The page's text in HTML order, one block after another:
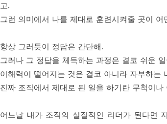
고.
그런 의미에서 나를 제대로 훈련시켜줄 곳이 어
항상 그러듯이 정답은 간단해.
그러나 그 정답을 체득하는 과정은 결코 쉬운
이해력이 떨어지는 것은 결코 아니라 자부하는
진짜 조직에서 제대로 된 일을 하기란 무척이나
어느날 내가 조직의 실질적인 리더가 된다면